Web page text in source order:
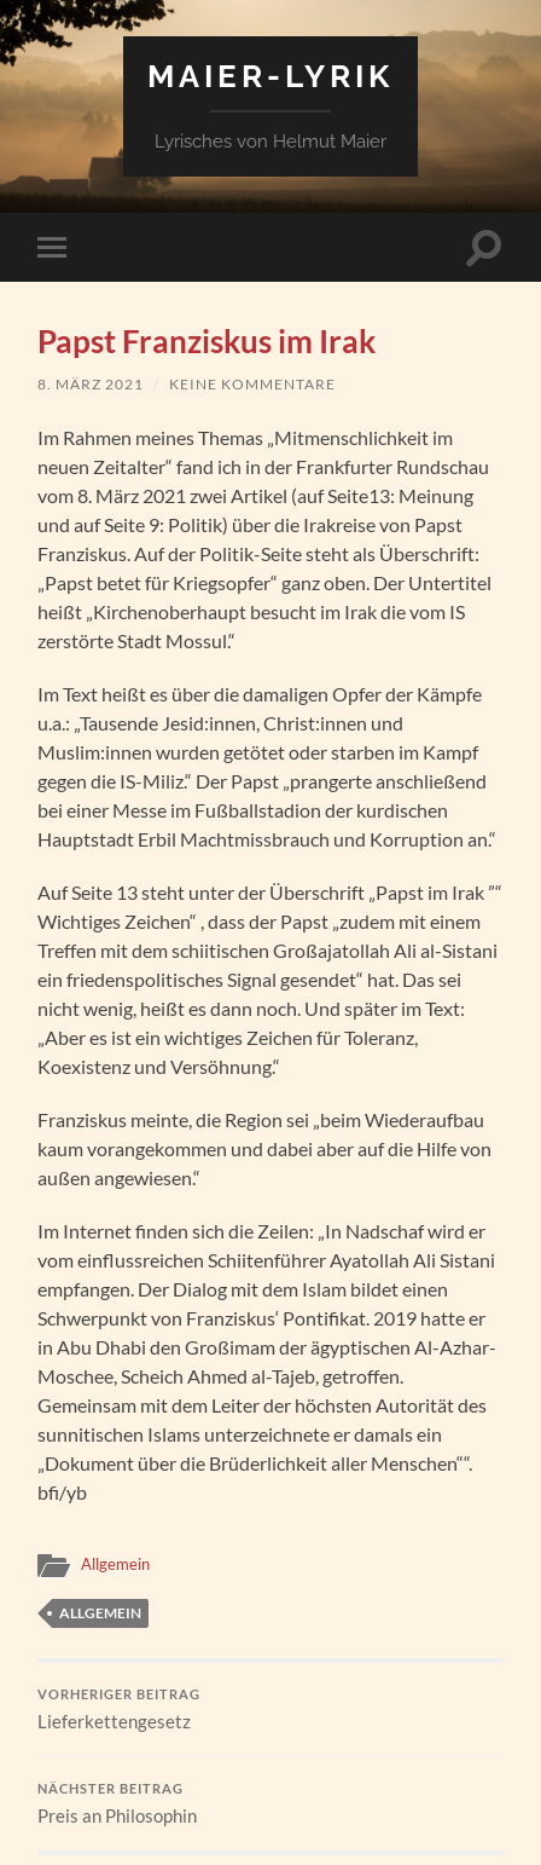
MAIER-LYRIK
Lyrisches von Helmut Maier
Mobile-
Menü
Papst Franziskus im Irak
8. MÄRZ 2021 / KEINE KOMMENTARE
Im Rahmen meines Themas „Mitmenschlichkeit im
neuen Zeitalter“ fand ich in der Frankfurter Rundschau
vom 8. März 2021 zwei Artikel (auf Seite13: Meinung
und auf Seite 9: Politik) über die Irakreise von Papst
Franziskus. Auf der Politik-Seite steht als Überschrift:
„Papst betet für Kriegsopfer“ ganz oben. Der Untertitel
heißt „Kirchenoberhaupt besucht im Irak die vom IS
zerstörte Stadt Mossul.“
Im Text heißt es über die damaligen Opfer der Kämpfe
u.a.: „Tausende Jesid:innen, Christ:innen und
Muslim:innen wurden getötet oder starben im Kampf
gegen die IS-Miliz.“ Der Papst „prangerte anschließend
bei einer Messe im Fußballstadion der kurdischen
Hauptstadt Erbil Machtmissbrauch und Korruption an.“
Auf Seite 13 steht unter der Überschrift „Papst im Irak ”“
Wichtiges Zeichen“ , dass der Papst „zudem mit einem
Treffen mit dem schiitischen Großajatollah Ali al-Sistani
ein friedenspolitisches Signal gesendet“ hat. Das sei
nicht wenig, heißt es dann noch. Und später im Text:
„Aber es ist ein wichtiges Zeichen für Toleranz,
Koexistenz und Versöhnung.“
Franziskus meinte, die Region sei „beim Wiederaufbau
kaum vorangekommen und dabei aber auf die Hilfe von
außen angewiesen.“
Im Internet finden sich die Zeilen: „In Nadschaf wird er
vom einflussreichen Schiitenführer Ayatollah Ali Sistani
empfangen. Der Dialog mit dem Islam bildet einen
Schwerpunkt von Franziskus‘ Pontifikat. 2019 hatte er
in Abu Dhabi den Großimam der ägyptischen Al-Azhar-
Moschee, Scheich Ahmed al-Tajeb, getroffen.
Gemeinsam mit dem Leiter der höchsten Autorität des
sunnitischen Islams unterzeichnete er damals ein
„Dokument über die Brüderlichkeit aller Menschen““.
bfi/yb
Allgemein
ALLGEMEIN
VORHERIGER BEITRAG
Lieferkettengesetz
NÄCHSTER BEITRAG
Preis an Philosophin